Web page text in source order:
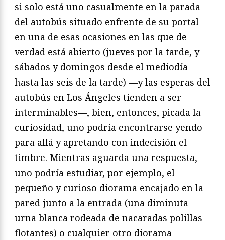
si solo está uno casualmente en la parada
del autobús situado enfrente de su portal
en una de esas ocasiones en las que de
verdad está abierto (jueves por la tarde, y
sábados y domingos desde el mediodía
hasta las seis de la tarde) —y las esperas del
autobús en Los Ángeles tienden a ser
interminables—, bien, entonces, picada la
curiosidad, uno podría encontrarse yendo
para allá y apretando con indecisión el
timbre. Mientras aguarda una respuesta,
uno podría estudiar, por ejemplo, el
pequeño y curioso diorama encajado en la
pared junto a la entrada (una diminuta
urna blanca rodeada de nacaradas polillas
flotantes) o cualquier otro diorama